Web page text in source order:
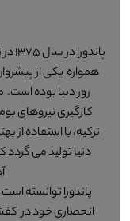
همواره یکی از
روز دنیا بوده است.
کارگیری نیروهای
ترکیه، با استفاده از
دنیا تولید می گردد
پاندورا توانسته
انحصاری خود در